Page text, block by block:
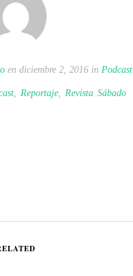
en diciembre 2, 2016 in Podcast
, Reportaje, Revista Sábado